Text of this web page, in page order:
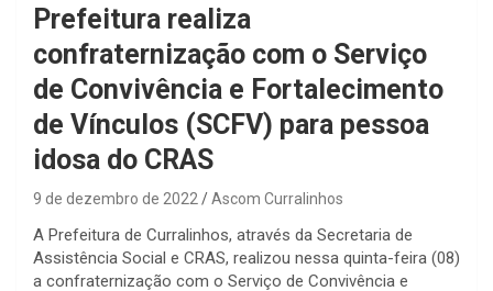
Prefeitura realiza
confraternização com o Serviço
de Convivência e Fortalecimento
de Vínculos (SCFV) para pessoa
idosa do CRAS
9 de dezembro de 2022 Ascom Curralinhos
A Prefeitura de Curralinhos, através da Secretaria de
Assistência Social e CRAS, realizou nessa quinta-feira (08)
a confraternização com o Serviço de Convivência e